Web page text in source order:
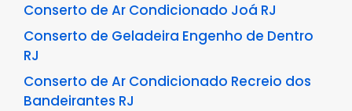
Conserto de Ar Condicionado Joá RJ
Conserto de Geladeira Engenho de Dentro
RJ
Conserto de Ar Condicionado Recreio dos
Bandeirantes RJ